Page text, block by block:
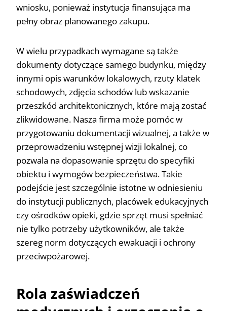
wniosku, ponieważ instytucja finansująca ma
pełny obraz planowanego zakupu.
W wielu przypadkach wymagane są także
dokumenty dotyczące samego budynku, między
innymi opis warunków lokalowych, rzuty klatek
schodowych, zdjęcia schodów lub wskazanie
przeszkód architektonicznych, które mają zostać
zlikwidowane. Nasza firma może pomóc w
przygotowaniu dokumentacji wizualnej, a także w
przeprowadzeniu wstępnej wizji lokalnej, co
pozwala na dopasowanie sprzętu do specyfiki
obiektu i wymogów bezpieczeństwa. Takie
podejście jest szczególnie istotne w odniesieniu
do instytucji publicznych, placówek edukacyjnych
czy ośrodków opieki, gdzie sprzęt musi spełniać
nie tylko potrzeby użytkowników, ale także
szereg norm dotyczących ewakuacji i ochrony
przeciwpożarowej.
Rola zaświadczeń